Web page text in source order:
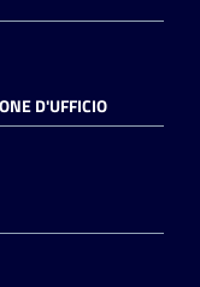
D'UFFICIO